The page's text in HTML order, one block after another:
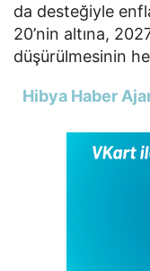
da desteğiyle
20’nin altına,
düşürülmesinin
Hibya Haber